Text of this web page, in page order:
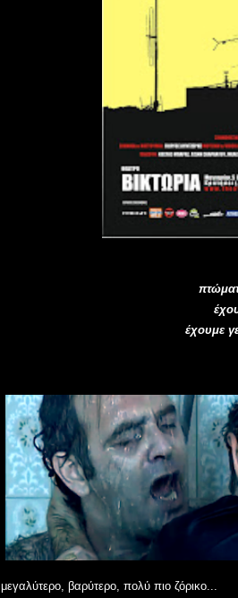
έχουμε
μεγαλύτερο, βαρύτερο, πολύ πιο ζόρικο...